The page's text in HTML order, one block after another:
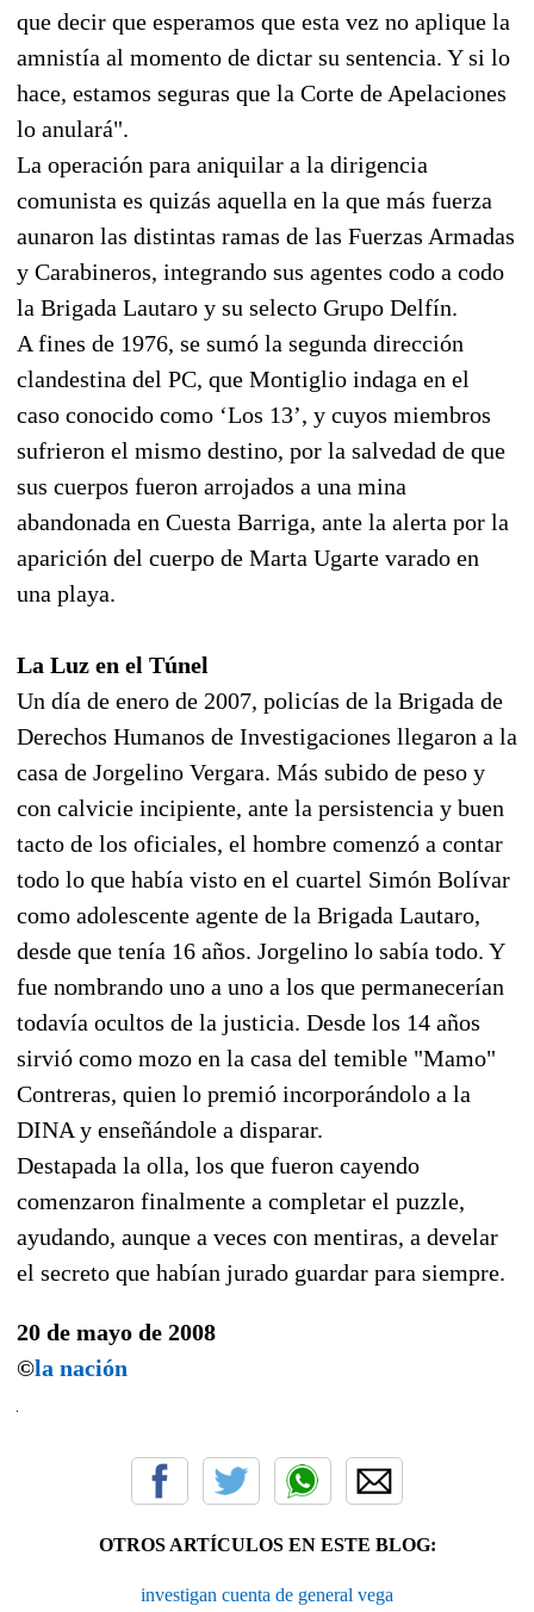
que decir que esperamos que esta vez no aplique la
amnistía al momento de dictar su sentencia. Y si lo
hace, estamos seguras que la Corte de Apelaciones
lo anulará".
La operación para aniquilar a la dirigencia
comunista es quizás aquella en la que más fuerza
aunaron las distintas ramas de las Fuerzas Armadas
y Carabineros, integrando sus agentes codo a codo
la Brigada Lautaro y su selecto Grupo Delfín.
A fines de 1976, se sumó la segunda dirección
clandestina del PC, que Montiglio indaga en el
caso conocido como ‘Los 13’, y cuyos miembros
sufrieron el mismo destino, por la salvedad de que
sus cuerpos fueron arrojados a una mina
abandonada en Cuesta Barriga, ante la alerta por la
aparición del cuerpo de Marta Ugarte varado en
una playa.
La Luz en el Túnel
Un día de enero de 2007, policías de la Brigada de
Derechos Humanos de Investigaciones llegaron a la
casa de Jorgelino Vergara. Más subido de peso y
con calvicie incipiente, ante la persistencia y buen
tacto de los oficiales, el hombre comenzó a contar
todo lo que había visto en el cuartel Simón Bolívar
como adolescente agente de la Brigada Lautaro,
desde que tenía 16 años. Jorgelino lo sabía todo. Y
fue nombrando uno a uno a los que permanecerían
todavía ocultos de la justicia. Desde los 14 años
sirvió como mozo en la casa del temible "Mamo"
Contreras, quien lo premió incorporándolo a la
DINA y enseñándole a disparar.
Destapada la olla, los que fueron cayendo
comenzaron finalmente a completar el puzzle,
ayudando, aunque a veces con mentiras, a develar
el secreto que habían jurado guardar para siempre.
20 de mayo de 2008
©la nación
OTROS ARTÍCULOS EN ESTE BLOG:
investigan cuenta de general vega